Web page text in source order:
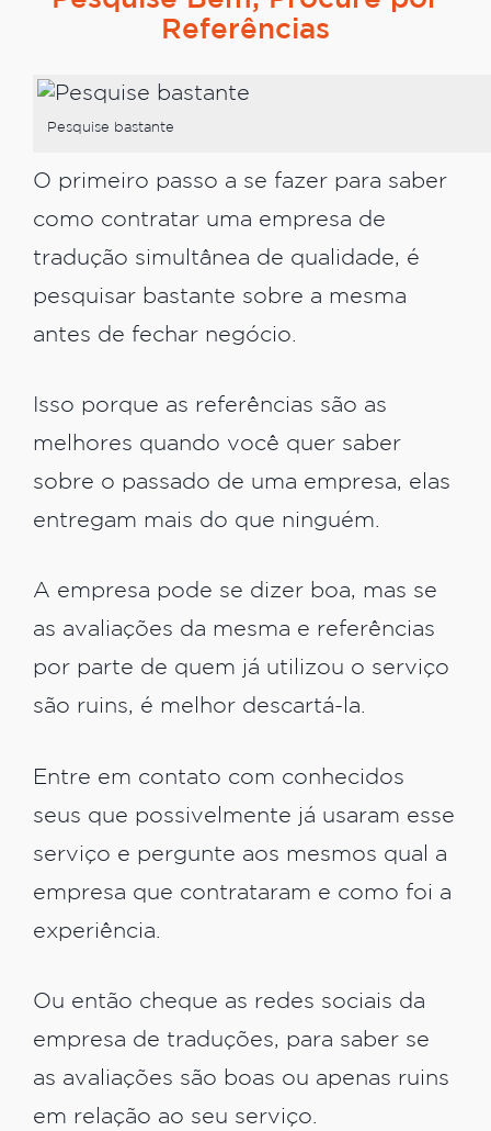
Referências
Pesquise bastante
O primeiro passo a se fazer para saber
como contratar uma empresa de
tradução simultânea de qualidade, é
pesquisar bastante sobre a mesma
antes de fechar negócio.
Isso porque as referências são as
melhores quando você quer saber
sobre o passado de uma empresa, elas
entregam mais do que ninguém.
A empresa pode se dizer boa, mas se
as avaliações da mesma e referências
por parte de quem já utilizou o serviço
são ruins, é melhor descartá-la.
Entre em contato com conhecidos
seus que possivelmente já usaram esse
serviço e pergunte aos mesmos qual a
empresa que contrataram e como foi a
experiência.
Ou então cheque as redes sociais da
empresa de traduções, para saber se
as avaliações são boas ou apenas ruins
em relação ao seu serviço.